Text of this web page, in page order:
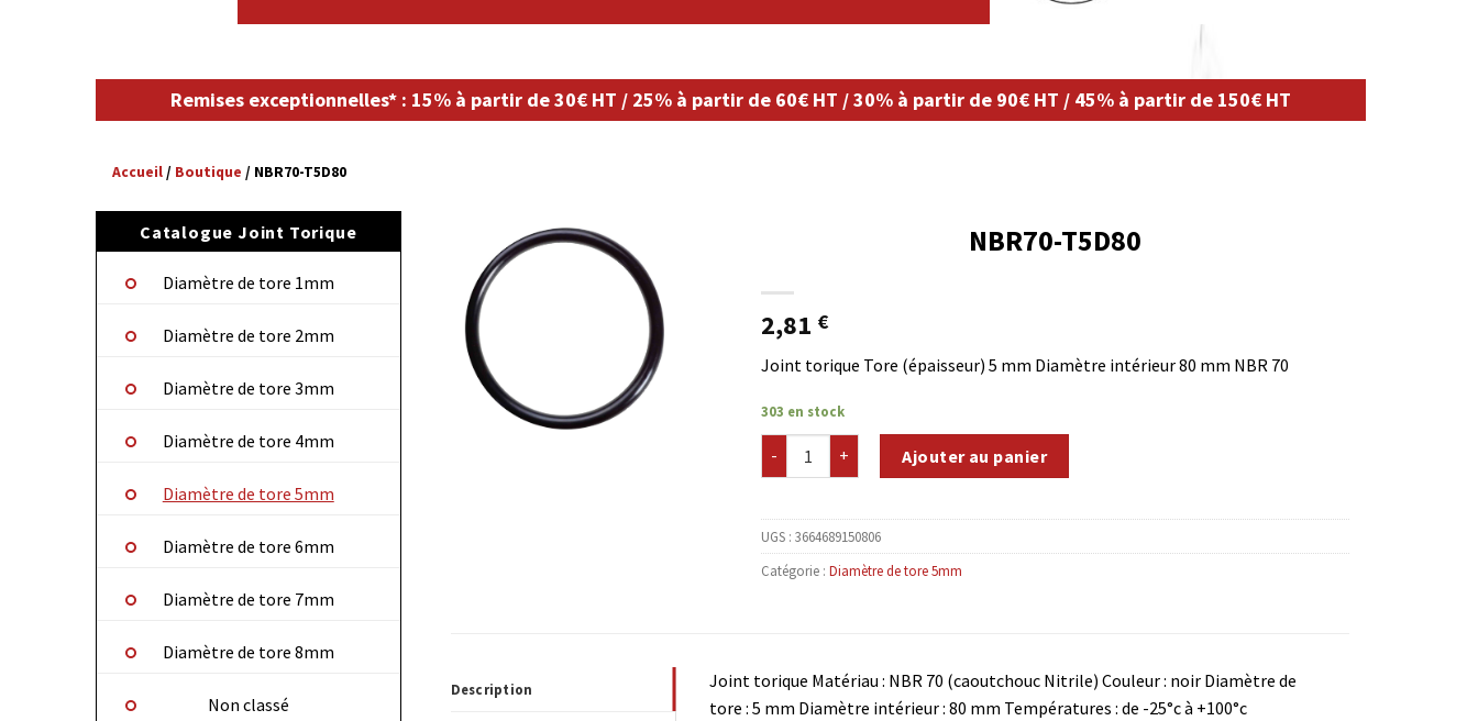
Remises exceptionnelles* : 15% à partir de 30€ HT / 25% à partir de 60€ HT / 30% à partir de 90€ HT / 45% à partir de 150€ HT
Accueil / Boutique / NBR70-T5D80
Catalogue Joint Torique
Diamètre de tore 1mm
Diamètre de tore 2mm
Diamètre de tore 3mm
Diamètre de tore 4mm
Diamètre de tore 5mm
Diamètre de tore 6mm
Diamètre de tore 7mm
Diamètre de tore 8mm
Non classé
NBR70-T5D80
2,81 €
Joint torique Tore (épaisseur) 5 mm Diamètre intérieur 80 mm NBR 70
303 en stock
Ajouter au panier
UGS : 3664689150806
Catégorie : Diamètre de tore 5mm
Description
Joint torique Matériau : NBR 70 (caoutchouc Nitrile) Couleur : noir Diamètre de
tore : 5 mm Diamètre intérieur : 80 mm Températures : de -25°c à +100°c